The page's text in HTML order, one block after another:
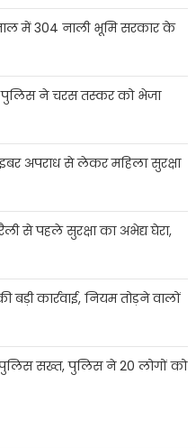
में 304 नाली भूमि सरकार के
पुलिस ने चरस तस्कर को भेजा
अपराध से लेकर महिला सुरक्षा
से पहले सुरक्षा का अभेद्य घेरा,
बड़ी कार्रवाई, नियम तोड़ने वालों
सख्त, पुलिस ने 20 लोगों को